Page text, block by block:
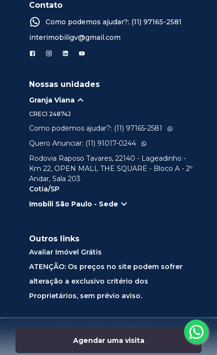
Agendar uma visita
Contato
Como podemos ajudar?: (11) 97165-2581
interimobiligv@gmail.com
Nossas unidades
Granja Viana
CRECI 24874J
Como podemos ajudar?: (11) 97165-2581
Quero Anunciar: (11) 91017-0244
Rodovia Raposo Tavares, 22140 - Lageadinho -
Km 22, OPEN MALL THE SQUARE - Bloco A - 2º
Andar, Sala 203
Cotia/SP
Imobili São Paulo - Sede
Outros links
Avaliar Imóvel Grátis
ATENÇÃO: Os preços no site podem sofrer
alteração a exclusivo critério dos
Proprietários, sem prévio aviso.
Desenvolvido por